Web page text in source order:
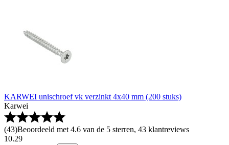
KARWEI unischroef vk verzinkt 4x40 mm (200 stuks)
Karwei
(43)Beoordeeld met 4.6 van de 5 sterren, 43 klantreviews
10.29